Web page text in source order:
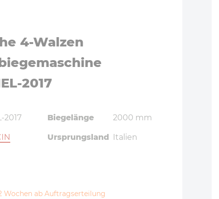
4-Walzen
2017
2017 Biegelänge 2000 mm
Ursprungsland Italien
Wochen ab Auftragserteilung